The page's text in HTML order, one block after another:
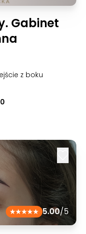
Gabinet
z boku
5.00/5